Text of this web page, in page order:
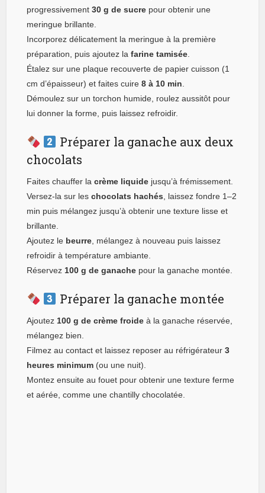
progressivement30 g de sucre pour obtenir une
meringue brillante.
Incorporez délicatement la meringue à la première
préparation, puis ajoutez lafarine tamisée
Étalez sur une plaque recouverte de papier cuisson (1
cm d’épaisseur) et faites cuire8 à 10 min
Démoulez sur un torchon humide, roulez aussitôt pour
lui donner la forme, puis laissez refroidir.
Préparer la ganache aux deux
chocolats
Faites chauffer lacrème liquide jusqu’à frémissement.
Versez-la sur leschocolats hachés , laissez fondre 1–2
min puis mélangez jusqu’à obtenir une texture lisse et
brillante.
Ajoutez le beurre , mélangez à nouveau puis laissez
refroidir à température ambiante.
Réservez 100 g de ganache pour la ganache montée.
Préparer la ganache montée
Ajoutez 100 g de crème froide à la ganache réservée,
mélangez bien.
Filmez au contact et laissez reposer au réfrigérateur3
heures minimum (ou une nuit).
Montez ensuite au fouet pour obtenir une texture ferme
et aérée, comme une chantilly chocolatée.